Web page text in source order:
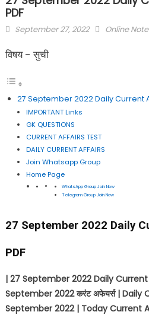
PDF
September 27, 2022 Online
विषय - सुची
27 September 2022 Daily Current
IMPORTANT Links
GK QUESTIONS
CURRENT AFFAIRS TEST
DAILY CURRENT AFFAIRS
Join Whatsapp Group
Home Page
WhatsApp Group Join Now
Telegram Group Join Now
27 September 2022 Daily
PDF
| 27 September 2022 Daily
September 2022करंट अफेयर्स | Daily
September 2022 | Today Current